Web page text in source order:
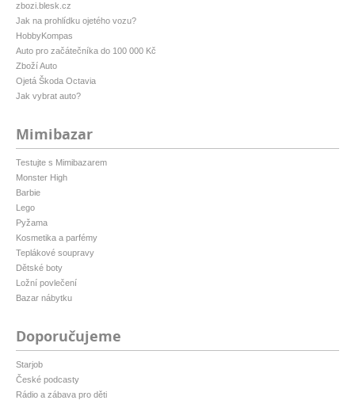
zbozi.blesk.cz
Jak na prohlídku ojetého vozu?
HobbyKompas
Auto pro začátečníka do 100 000 Kč
Zboží Auto
Ojetá Škoda Octavia
Jak vybrat auto?
Mimibazar
Testujte s Mimibazarem
Monster High
Barbie
Lego
Pyžama
Kosmetika a parfémy
Teplákové soupravy
Dětské boty
Ložní povlečení
Bazar nábytku
Doporučujeme
Starjob
České podcasty
Rádio a zábava pro děti